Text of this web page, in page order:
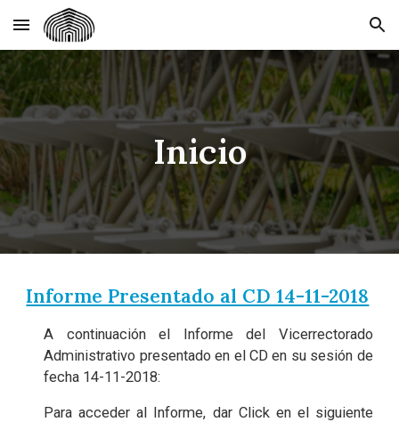
Skip to main content Skip to navigation
Inicio
Informe Presentado al CD 14-11-2018
A continuación el Informe del Vicerrectorado
Administrativo presentado en el CD en su sesión de
fecha 14-11-2018:
Para acceder al Informe, dar Click en el siguiente